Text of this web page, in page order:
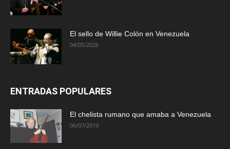
El sello de Willie Colón en Venezuela
04/05/2026
ENTRADAS POPULARES
El chelista rumano que amaba a Venezuela
06/07/2019